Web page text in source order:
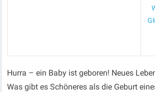
Hurra – ein Baby ist geboren! Neues
Was gibt es Schöneres als die Geburt